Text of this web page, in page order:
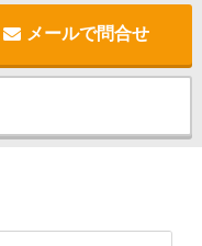
メールで問合せ